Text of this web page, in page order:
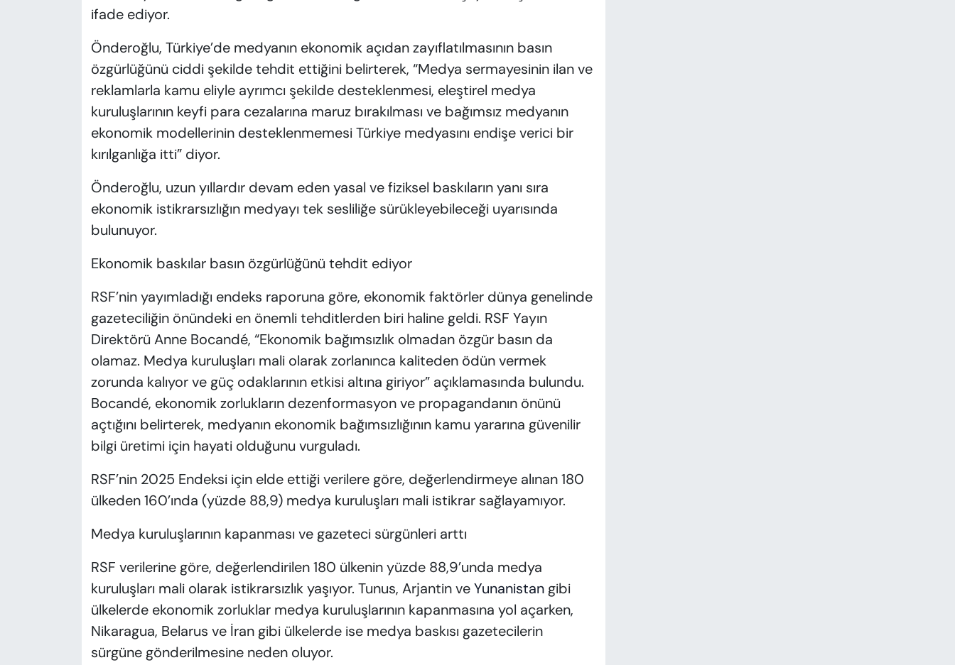
ifade ediyor.
Önderoğlu, Türkiye’de medyanın ekonomik açıdan zayıflatılmasının basın
özgürlüğünü ciddi şekilde tehdit ettiğini belirterek, “Medya sermayesinin ilan ve
reklamlarla kamu eliyle ayrımcı şekilde desteklenmesi, eleştirel medya
kuruluşlarının keyfi para cezalarına maruz bırakılması ve bağımsız medyanın
ekonomik modellerinin desteklenmemesi Türkiye medyasını endişe verici bir
kırılganlığa itti” diyor.
Önderoğlu, uzun yıllardır devam eden yasal ve fiziksel baskıların yanı sıra
ekonomik istikrarsızlığın medyayı tek sesliliğe sürükleyebileceği uyarısında
bulunuyor.
Ekonomik baskılar basın özgürlüğünü tehdit ediyor
RSF’nin yayımladığı endeks raporuna göre, ekonomik faktörler dünya genelinde
gazeteciliğin önündeki en önemli tehditlerden biri haline geldi. RSF Yayın
Direktörü Anne Bocandé, “Ekonomik bağımsızlık olmadan özgür basın da
olamaz. Medya kuruluşları mali olarak zorlanınca kaliteden ödün vermek
zorunda kalıyor ve güç odaklarının etkisi altına giriyor” açıklamasında bulundu.
Bocandé, ekonomik zorlukların dezenformasyon ve propagandanın önünü
açtığını belirterek, medyanın ekonomik bağımsızlığının kamu yararına güvenilir
bilgi üretimi için hayati olduğunu vurguladı.
RSF’nin 2025 Endeksi için elde ettiği verilere göre, değerlendirmeye alınan 180
ülkeden 160’ında (yüzde 88,9) medya kuruluşları mali istikrar sağlayamıyor.
Medya kuruluşlarının kapanması ve gazeteci sürgünleri arttı
RSF verilerine göre, değerlendirilen 180 ülkenin yüzde 88,9’unda medya
kuruluşları mali olarak istikrarsızlık yaşıyor. Tunus, Arjantin veYunanistangibi
ülkelerde ekonomik zorluklar medya kuruluşlarının kapanmasına yol açarken,
Nikaragua, Belarus ve İran gibi ülkelerde ise medya baskısı gazetecilerin
sürgüne gönderilmesine neden oluyor.